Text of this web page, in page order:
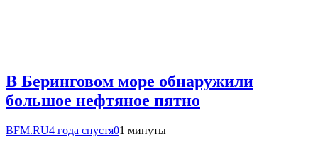
В Беринговом море обнаружили
большое нефтяное пятно
BFM.RU4 года спустя01 минуты